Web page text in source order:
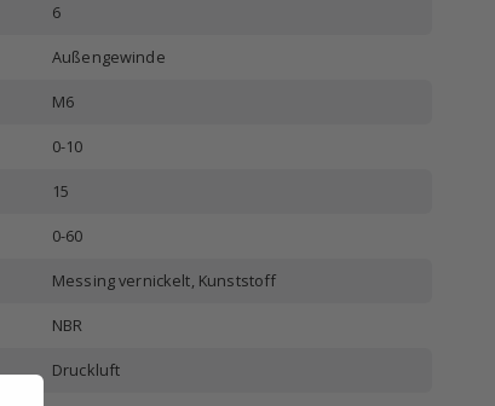
6
Außengewinde
M6
0-10
15
0-60
Messing vernickelt, Kunststoff
NBR
Druckluft